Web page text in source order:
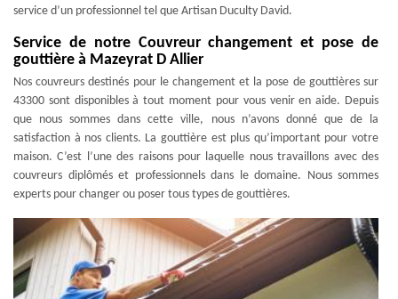
service d’un professionnel tel que Artisan Duculty David.
Service de notre Couvreur changement et pose de
gouttière à Mazeyrat D Allier
Nos couvreurs destinés pour le changement et la pose de gouttières sur
43300 sont disponibles à tout moment pour vous venir en aide. Depuis
que nous sommes dans cette ville, nous n’avons donné que de la
satisfaction à nos clients. La gouttière est plus qu’important pour votre
maison. C’est l’une des raisons pour laquelle nous travaillons avec des
couvreurs diplômés et professionnels dans le domaine. Nous sommes
experts pour changer ou poser tous types de gouttières.